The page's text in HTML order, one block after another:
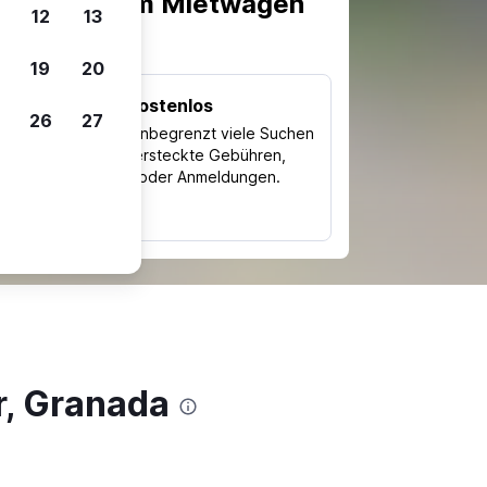
Kostenlos
Nutze unbegrenzt viele Suchen
ohne versteckte Gebühren,
Kosten oder Anmeldungen.
Granada
12 13
19 20
26 27